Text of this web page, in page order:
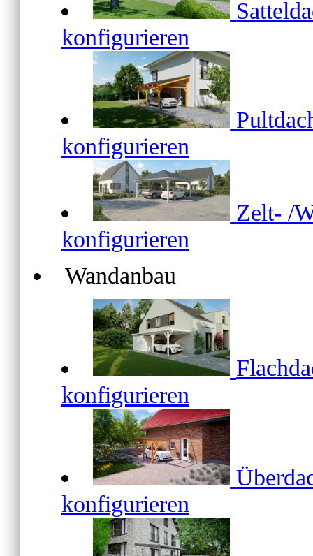
konfigurieren
konfigurieren
Zelt- /
konfigurieren
Wandanbau
konfigurieren
konfigurieren